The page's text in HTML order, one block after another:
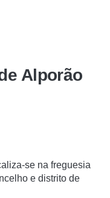
Alporão
se na freguesia
e distrito de